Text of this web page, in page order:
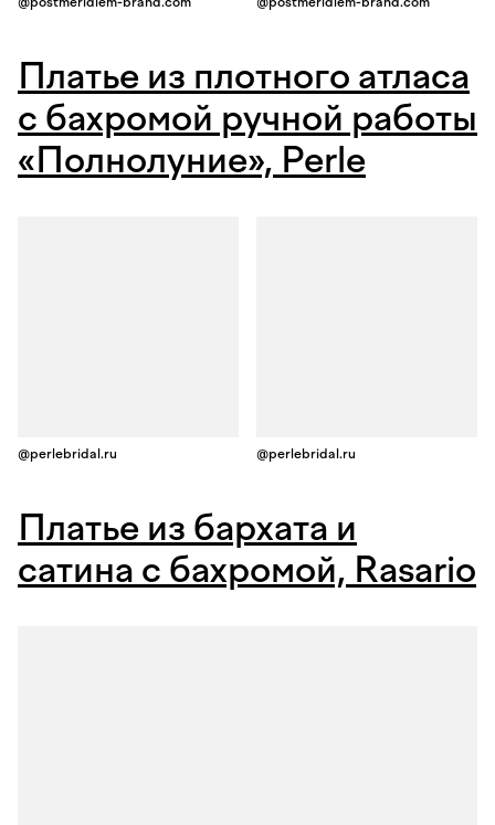
Платье из плотного атласа
с бахромой ручной работы
«Полнолуние», Perle
@perlebridal.ru @perlebridal.ru
Платье из бархата и
сатина с бахромой, Rasario